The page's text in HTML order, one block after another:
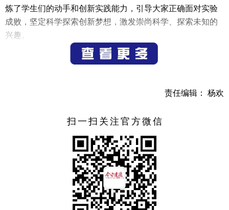
炼了学生们的动手和创新实践能力，引导大家正确面对实验
成败，坚定科学探索创新梦想，激发崇尚科学、探索未知的
兴趣。
根据竞赛规则，本次比赛设团队奖一、二、三等奖，以
责任编辑： 杨欢
扫一扫关注官方微信